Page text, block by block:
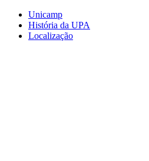
Conteúdo principal
Unicamp
História da UPA
Localização